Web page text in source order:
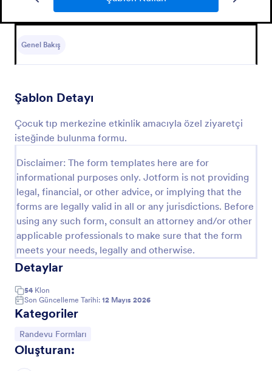
Genel Bakış
Şablon Detayı
Çocuk tıp merkezine etkinlik amacıyla özel ziyaretçi
isteğinde bulunma formu.
Disclaimer: The form templates here are for
informational purposes only. Jotform is not providing
legal, financial, or other advice, or implying that the
forms are legally valid in all or any jurisdictions. Before
using any such form, consult an attorney and/or other
applicable professionals to make sure that the form
meets your needs, legally and otherwise.
Detaylar
54 Klon
Son Güncelleme Tarihi: 12 Mayıs 2026
Kategoriler
Kategoriye git:
Randevu Formları
Oluşturan:
Doktor Randevusu Formu
Önizleme